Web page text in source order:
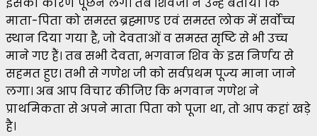
इसका कारण पूछने लगे। तब शिवजी ने उन्हें बताया कि
माता-पिता को समस्त ब्रह्माण्ड एवं समस्त लोक में सर्वोच्च
स्थान दिया गया है, जो देवताओं व समस्त सृष्टि से भी उच्च
माने गए हैं। तब सभी देवता, भगवान शिव के इस निर्णय से
सहमत हुए। तभी से गणेश जी को सर्वप्रथम पूज्य माना जाने
लगा। अब आप विचार कीजिए कि भगवान गणेश ने
प्राथमिकता से अपने माता पिता को पूजा था, तो आप कहां खड़े
है।